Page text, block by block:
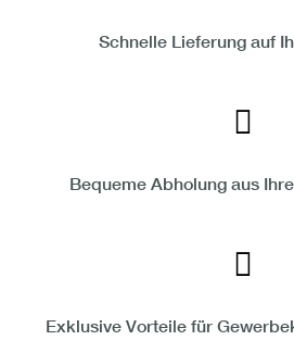
Schnelle Lieferung auf
Bequeme Abholung aus
Exklusive Vorteile für